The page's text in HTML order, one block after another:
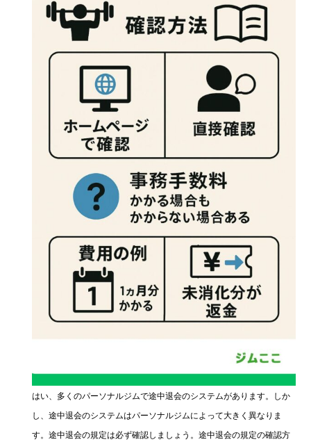
はい、多くのパーソナルジムで途中退会のシステムがあります。しか
し、途中退会のシステムはパーソナルジムによって大きく異なりま
す。途中退会の規定は必ず確認しましょう。途中退会の規定の確認方